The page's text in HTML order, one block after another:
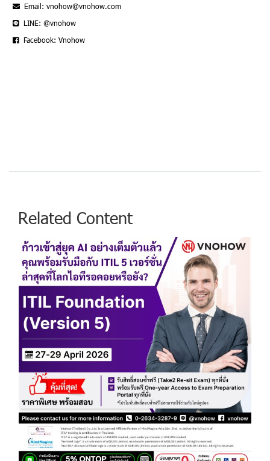
Email: vnohow@vnohow.com
LINE: @vnohow
Facebook: Vnohow
Related Content